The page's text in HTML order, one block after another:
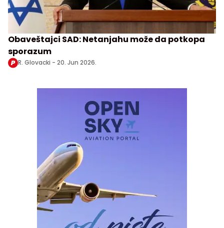
Obaveštajci SAD: Netanjahu može da potkopa
sporazum
R. Glovacki - 20. Jun 2026.